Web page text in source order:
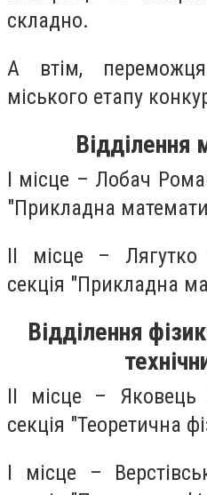
складно.
А втім,
міського етапу
Відділення
І місце – Лобач
"Прикладна
ІІ місце – Лягутко
секція "Прикладна
Відділення
ІІ місце –
секція "Теоретична
І місце –